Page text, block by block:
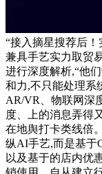
“接入摘星搜荐后！
兼具手艺实力取贸
进行深度解析,“他
和力,不只能处理系
AR/VR、物联网深
度、上的消息弄得
在地舆打卡类线倍
纵AI手艺,而是基于
以及基于的店内优